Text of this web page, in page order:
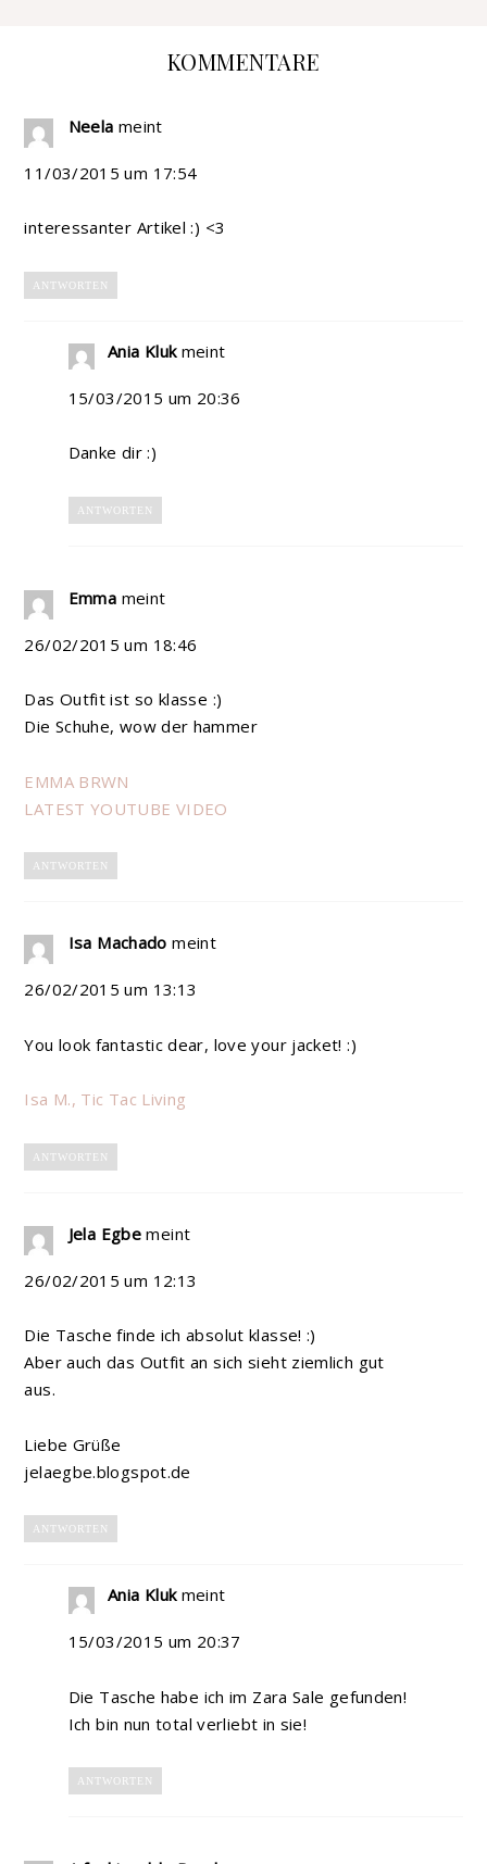
KOMMENTARE
Neela meint
11/03/2015 um 17:54
interessanter Artikel :) <3
ANTWORTEN
Ania Kluk meint
15/03/2015 um 20:36
Danke dir :)
ANTWORTEN
Emma meint
26/02/2015 um 18:46
Das Outfit ist so klasse :)
Die Schuhe, wow der hammer
EMMA BRWN
LATEST YOUTUBE VIDEO
ANTWORTEN
Isa Machado meint
26/02/2015 um 13:13
You look fantastic dear, love your jacket! :)
Isa M., Tic Tac Living
ANTWORTEN
Jela Egbe meint
26/02/2015 um 12:13
Die Tasche finde ich absolut klasse! :)
Aber auch das Outfit an sich sieht ziemlich gut
aus.
Liebe Grüße
jelaegbe.blogspot.de
ANTWORTEN
Ania Kluk meint
15/03/2015 um 20:37
Die Tasche habe ich im Zara Sale gefunden!
Ich bin nun total verliebt in sie!
ANTWORTEN